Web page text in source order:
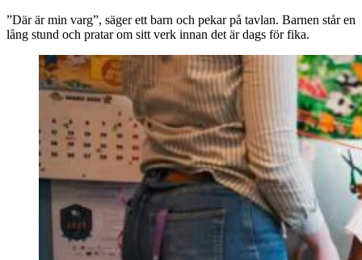
”Där är min varg”, säger ett barn och pekar på tavlan. Barnen står en
lång stund och pratar om sitt verk innan det är dags för fika.